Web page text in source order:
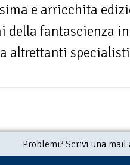
e arricchita
della fantascienza
altrettanti
Problemi? Scrivi una